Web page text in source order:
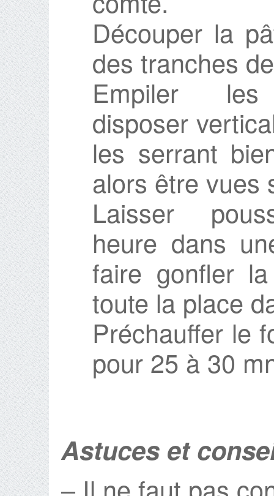
Découper la
des tranches
Empiler
disposer
les serrant
alors être vues
Laisser
heure dans
faire gonfler
toute la place
Préchauffer le
pour 25 à 30
Astuces et
– Il ne faut pas